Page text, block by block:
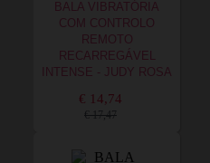
BALA VIBRATÓRIA
COM CONTROLO
REMOTO
RECARREGÁVEL
INTENSE - JUDY ROSA
€ 14,74
€ 17,47